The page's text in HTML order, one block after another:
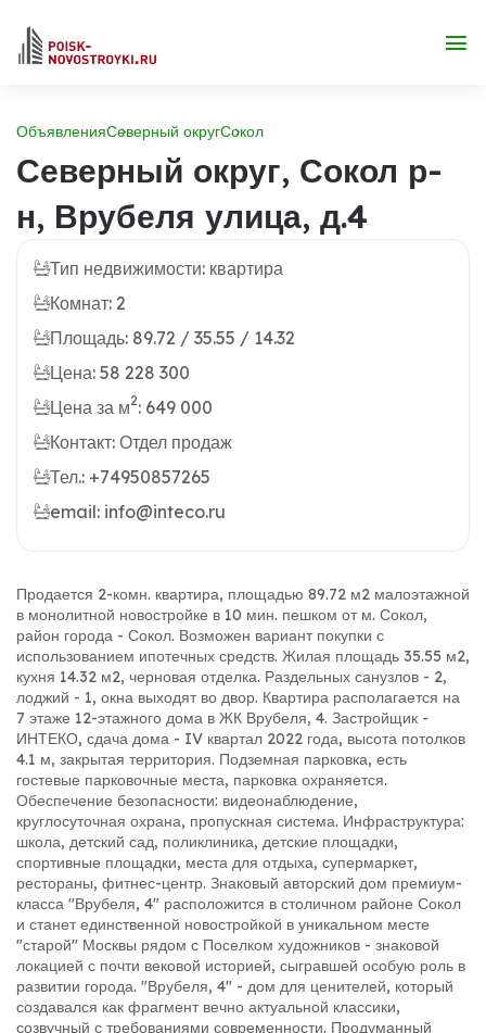
ОбъявленияСеверный округСокол
Северный округ, Сокол р-
н, Врубеля улица, д.4
Тип недвижимости: квартира
Комнат: 2
Площадь: 89.72 / 35.55 / 14.32
Цена: 58 228 300
Цена за м2: 649 000
Контакт: Отдел продаж
Тел.: +74950857265
email: info@inteco.ru
Продается 2-комн. квартира, площадью 89.72 м2 малоэтажной
в монолитной новостройке в 10 мин. пешком от м. Сокол,
район города - Сокол. Возможен вариант покупки с
использованием ипотечных средств. Жилая площадь 35.55 м2,
кухня 14.32 м2, черновая отделка. Раздельных санузлов - 2,
лоджий - 1, окна выходят во двор. Квартира располагается на
7 этаже 12-этажного дома в ЖК Врубеля, 4. Застройщик -
ИНТЕКО, сдача дома - IV квартал 2022 года, высота потолков
4.1 м, закрытая территория. Подземная парковка, есть
гостевые парковочные места, парковка охраняется.
Обеспечение безопасности: видеонаблюдение,
круглосуточная охрана, пропускная система. Инфраструктура:
школа, детский сад, поликлиника, детские площадки,
спортивные площадки, места для отдыха, супермаркет,
рестораны, фитнес-центр. Знаковый авторский дом премиум-
класса "Врубеля, 4" расположится в столичном районе Сокол
и станет единственной новостройкой в уникальном месте
"старой" Москвы рядом с Поселком художников - знаковой
локацией с почти вековой историей, сыгравшей особую роль в
развитии города. "Врубеля, 4" - дом для ценителей, который
создавался как фрагмент вечно актуальной классики,
созвучный с требованиями современности. Продуманный